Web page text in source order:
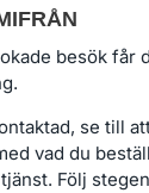
besök får
se till
vad du
Följ